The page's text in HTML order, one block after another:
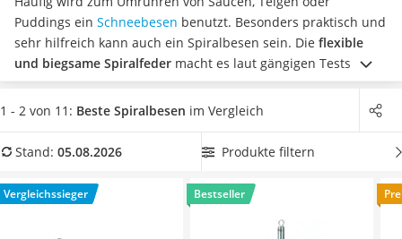
Saug-Wisch-Roboter
Handstaubsauger
Milchaufschäumer
Kondenstrockner
Reiskocher
Tierhaarstaubsauger
Nespresso-Maschine
Messerschärfer
Puddings ein Schneebesen benutzt. Besonders praktisch und
sehr hilfreich kann auch ein Spiralbesen sein. Die flexible
und biegsame Spiralfeder macht es laut gängigen Tests im
Internet möglich, auch in die Ecken und Kanten von Töpfen
und Pfannen zu gelangen. So können verschiedene Zutaten
Vergleichstabelle finden Sie
rostfreie Spiralbesen
August 2026 besonders das ModellOxo Spiralbesen
seinen Eigenschaften.
1 - 2 von 11: Beste Spiralbesen im Vergleich
Stand: 05.08.2026 Produkte filtern
Vergleichssieger Bestseller